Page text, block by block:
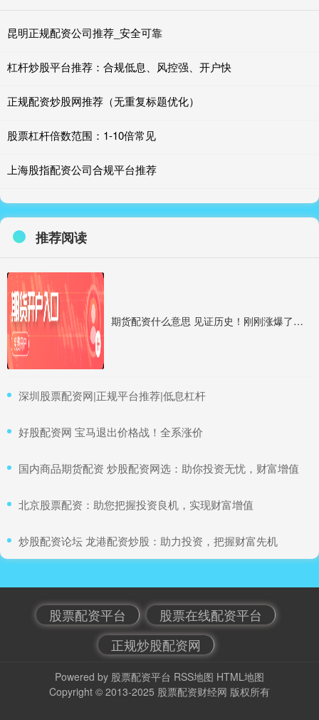
昆明正规配资公司推荐_安全可靠
杠杆炒股平台推荐：合规低息、风控强、开户快
正规配资炒股网推荐（无重复标题优化）
股票杠杆倍数范围：1-10倍常见
上海股指配资公司合规平台推荐
推荐阅读
期货配资什么意思 见证历史！刚刚涨爆了！黄金价格再度创下历史新高
​深圳股票配资网|正规平台推荐|低息杠杆
​好股配资网 宝马退出价格战！全系涨价
​国内商品期货配资 炒股配资网选：助你投资无忧，财富增值
​北京股票配资：助您把握投资良机，实现财富增值
​炒股配资论坛 龙港配资炒股：助力投资，把握财富先机
股票配资平台
股票在线配资平台
正规炒股配资网
Powered by 股票配资平台 RSS地图 HTML地图
Copyright © 2013-2025 股票配资财经网 版权所有